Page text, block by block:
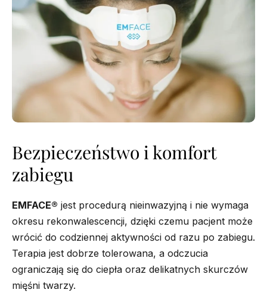
Bezpieczeństwo i komfort
zabiegu
EMFACE® jest procedurą nieinwazyjną i nie wymaga
okresu rekonwalescencji, dzięki czemu pacjent może
wrócić do codziennej aktywności od razu po zabiegu.
Terapia jest dobrze tolerowana, a odczucia
ograniczają się do ciepła oraz delikatnych skurczów
mięśni twarzy.